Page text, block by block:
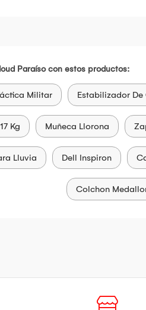
Paraíso con estos productos:
Militar Estabilizador De
Kg Muñeca Llorona
Lluvia Dell Inspiron
Colchon